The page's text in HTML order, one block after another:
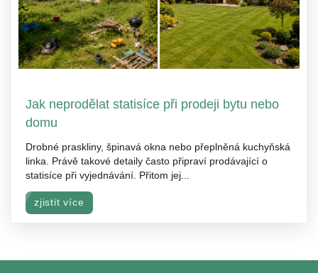
Jak neprodělat statisíce při prodeji bytu nebo
domu
Drobné praskliny, špinavá okna nebo přeplněná kuchyňská
linka. Právě takové detaily často připraví prodávající o
statisíce při vyjednávání. Přitom jej...
zjistit více